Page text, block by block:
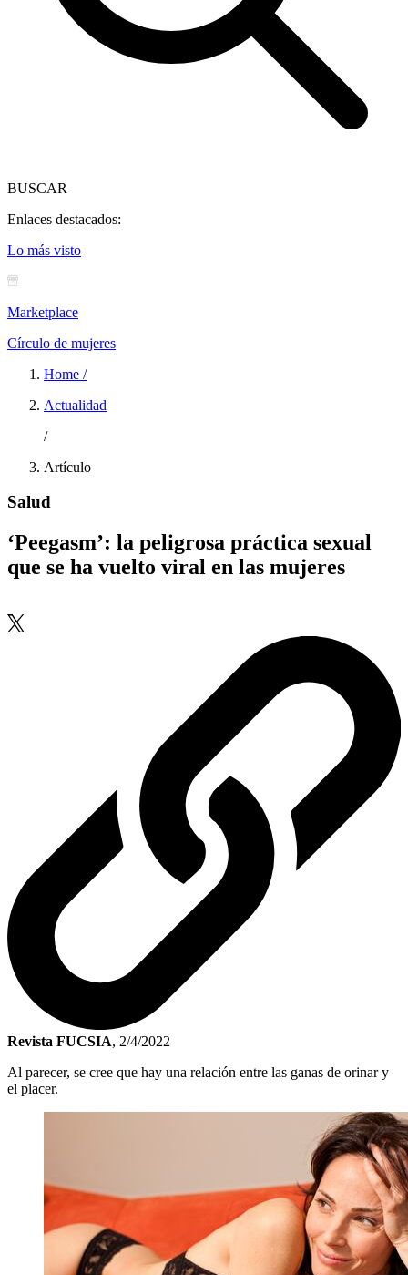
BUSCAR
Enlaces destacados:
Lo más visto
Marketplace
Círculo de mujeres
Home /
Actualidad
/
Artículo
Salud
‘Peegasm’: la peligrosa práctica sexual
que se ha vuelto viral en las mujeres
Revista FUCSIA, 2/4/2022
Al parecer, se cree que hay una relación entre las ganas de orinar y
el placer.